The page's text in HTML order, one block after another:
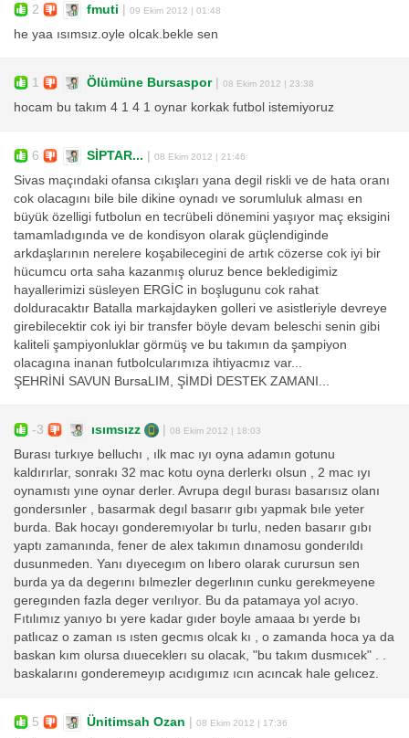
2 fmuti | 09 Ekim 2012 | 01:48
he yaa ısımsız.oyle olcak.bekle sen
1 Ölümüne Bursaspor| 08 Ekim 2012 | 23:38
hocam bu takım 4 1 4 1 oynar korkak futbol istemiyoruz
6 SİPTAR... | 08 Ekim 2012 | 21:46
Sivas maçındaki ofansa cıkışları yana degil riskli ve de hata oranı
cok olacagını bile bile dikine oynadı ve sorumluluk alması en
büyük özelligi futbolun en tecrübeli dönemini yaşıyor maç eksigini
tamamladıgında ve de kondisyon olarak güçlendiginde
arkdaşlarının nerelere koşabilecegini de artık cözerse cok iyi bir
hücumcu orta saha kazanmış oluruz bence bekledigimiz
hayallerimizi süsleyen ERGİC in boşlugunu cok rahat
dolduracaktır Batalla markajdayken golleri ve asistleriyle devreye
girebilecektir cok iyi bir transfer böyle devam beleschi senin gibi
kaliteli şampiyonluklar görmüş ve bu takımın da şampiyon
olacagına inanan futbolcularımıza ihtiyacmız var...
ŞEHRİNİ SAVUN BursaLIM, ŞİMDİ DESTEK ZAMANI...
-3 ısımsızz | 08 Ekim 2012 | 18:03
Burası turkıye belluchı , ılk mac ıyı oyna adamın gotunu
kaldırırlar, sonrakı 32 mac kotu oyna derlerkı olsun , 2 mac ıyı
oynamıstı yıne oynar derler. Avrupa degıl burası basarısız olanı
gondersınler , basarmak degıl basarır gıbı yapmak bıle yeter
burda. Bak hocayı gonderemıyolar bı turlu, neden basarır gıbı
yaptı zamanında, fener de alex takımın dınamosu gonderıldı
dusunmeden. Yanı dıyecegım on lıbero olarak curursun sen
burda ya da degerını bılmezler degerlının cunku gerekmeyene
geregınden fazla deger verılıyor. Bu da patamaya yol acıyo.
Fıtılımız yanıyo bı yere kadar gıder boyle amaaa bı yerde bı
patlıcaz o zaman ıs ısten gecmıs olcak kı , o zamanda hoca ya da
baskan kım olursa dıueceklerı su olacak, "bu takım dusmıcek" . .
baskalarını gonderemeyıp acıdıgımız ıcın acıncak hale gelıcez.
5 Ünitimsah Ozan | 08 Ekim 2012 | 17:36